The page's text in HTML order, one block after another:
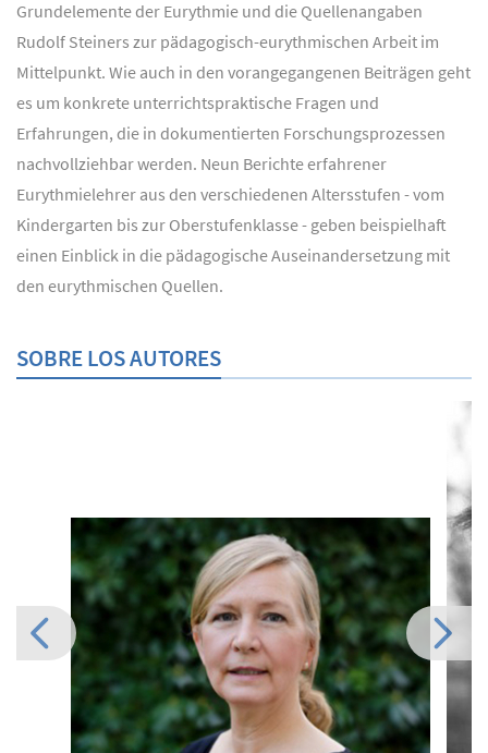
Grundelemente der Eurythmie und die Quellenangaben
Rudolf Steiners zur pädagogisch-eurythmischen Arbeit im
Mittelpunkt. Wie auch in den vorangegangenen Beiträgen geht
es um konkrete unterrichtspraktische Fragen und
Erfahrungen, die in dokumentierten Forschungsprozessen
nachvollziehbar werden. Neun Berichte erfahrener
Eurythmielehrer aus den verschiedenen Altersstufen - vom
Kindergarten bis zur Oberstufenklasse - geben beispielhaft
einen Einblick in die pädagogische Auseinandersetzung mit
den eurythmischen Quellen.
SOBRE LOS AUTORES